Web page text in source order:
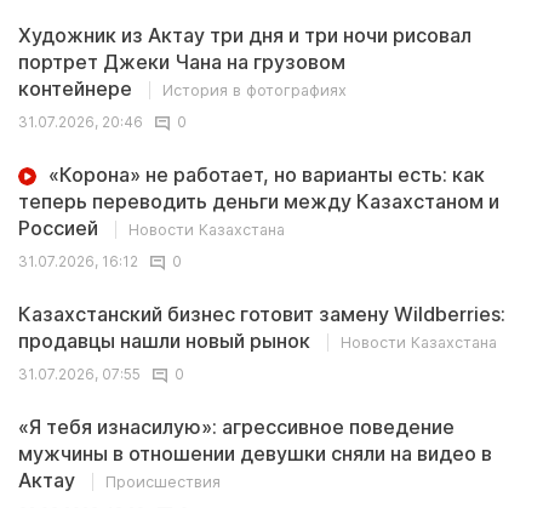
Художник из Актау три дня и три ночи рисовал
портрет Джеки Чана на грузовом
контейнере
История в фотографиях
31.07.2026, 20:46
0
«Корона» не работает, но варианты есть: как
теперь переводить деньги между Казахстаном и
Россией
Новости Казахстана
31.07.2026, 16:12
0
Казахстанский бизнес готовит замену Wildberries:
продавцы нашли новый рынок
Новости Казахстана
31.07.2026, 07:55
0
«Я тебя изнасилую»: агрессивное поведение
мужчины в отношении девушки сняли на видео в
Актау
Происшествия